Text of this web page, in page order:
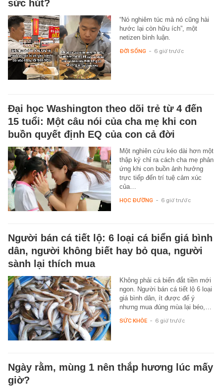
sức hút?
“Nó nghiêm túc mà nó cũng hài
hước lại còn hữu ích”, một
netizen bình luận.
ĐỜI SỐNG - 6 giờ trước
Đại học Washington theo dõi trẻ từ 4 đến
15 tuổi: Một câu nói của cha mẹ khi con
buồn quyết định EQ của con cả đời
Một nghiên cứu kéo dài hơn một
thập kỷ chỉ ra cách cha mẹ phản
ứng khi con buồn ảnh hưởng
trực tiếp đến trí tuệ cảm xúc
của…
HỌC ĐƯỜNG - 6 giờ trước
Người bán cá tiết lộ: 6 loại cá biển giá bình
dân, người không biết hay bỏ qua, người
sành lại thích mua
Không phải cá biển đắt tiền mới
ngon. Người bán cá tiết lộ 6 loại
giá bình dân, ít được để ý
nhưng mua đúng mùa lại béo,…
SỨC KHỎE - 6 giờ trước
Ngày rằm, mùng 1 nên thắp hương lúc mấy
giờ?